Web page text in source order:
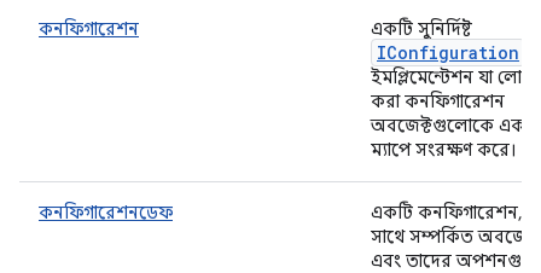
কনফিগারেশন একটি সুনির্দিষ্ট
IConfiguration
ইমপ্লিমেন্টেশন যা লোড
করা কনফিগারেশন
অবজেক্টগুলোকে একটি
ম্যাপে সংরক্ষণ করে।
কনফিগারেশনডেফ
একটি কনফিগারেশন,
সাথে সম্পর্কিত অবজেক্ট
এবং তাদের